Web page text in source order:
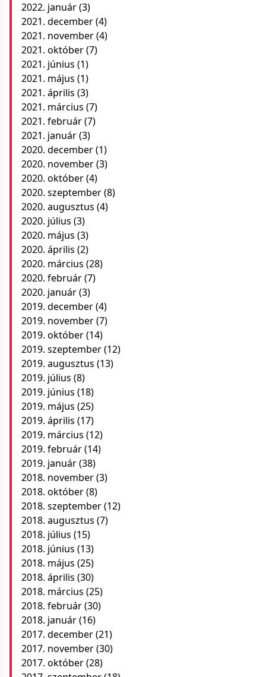
2022. január(3)
2021. december(4)
2021. november(4)
2021. október(7)
2021. június (1)
2021. május (1)
2021. április (3)
2021. március (7)
2021. február(7)
2021. január(3)
2020. december(1)
2020. november(3)
2020. október(4)
2020. szeptember(8)
2020. augusztus (4)
2020. július (3)
2020. május (3)
2020. április (2)
2020. március (28)
2020. február(7)
2020. január(3)
2019. december(4)
2019. november(7)
2019. október(14)
2019. szeptember(12)
2019. augusztus (13)
2019. július (8)
2019. június (18)
2019. május (25)
2019. április (17)
2019. március (12)
2019. február(14)
2019. január(38)
2018. november(3)
2018. október(8)
2018. szeptember(12)
2018. augusztus (7)
2018. július (15)
2018. június (13)
2018. május (25)
2018. április (30)
2018. március (25)
2018. február(30)
2018. január(16)
2017. december(21)
2017. november(30)
2017. október(28)